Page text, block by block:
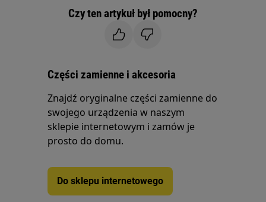
Czy ten artykuł był pomocny?
Części zamienne i akcesoria
Znajdź oryginalne części zamienne do
swojego urządzenia w naszym
sklepie internetowym i zamów je
prosto do domu.
Do sklepu internetowego